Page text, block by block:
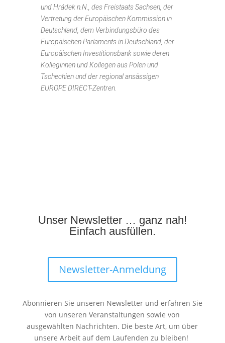
und Hrádek n.N., des Freistaats Sachsen, der
Vertretung der Europäischen Kommission in
Deutschland, dem Verbindungsbüro des
Europäischen Parlaments in Deutschland, der
Europäischen Investitionsbank sowie deren
Kolleginnen und Kollegen aus Polen und
Tschechien und der regional ansässigen
EUROPE DIRECT-Zentren.
Unser Newsletter … ganz nah!
Einfach ausfüllen.
Newsletter-Anmeldung
Abonnieren Sie unseren Newsletter und erfahren Sie
von unseren Veranstaltungen sowie von
ausgewählten Nachrichten. Die beste Art, um über
unsere Arbeit auf dem Laufenden zu bleiben!